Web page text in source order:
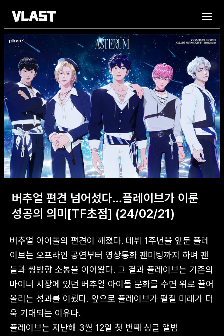
버추얼 편견 넘어섰다…플레이브가 이룬
성공의 의미[TF초점] (24/02/21)
버추얼 아이돌의 편견이 깨졌다. 데뷔 1주년을 앞둔 플레
이브는 오프라인 공연부터 영상통화 팬미팅까지 하며 팬
들과 쌍방향 소통을 이어왔다. 그 결과 플레이브는 기존의
마이너 시장에 있던 버추얼 아이돌 문화를 수면 위로 끌어
올리는 성과를 이뤘다. 앞으로 플레이브가 펼칠 미래가 더
욱 기대되는 이유다.
플레이브는 지난해 3월 12일 첫 번째 싱글 앨범